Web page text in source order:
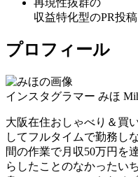
収益特化型のPR投
プロフィール
インスタグラマー みほ
大阪在住おしゃべり＆買
してフルタイムで勤務し
間の作業で月収50万円を達
らしたことのなかったい